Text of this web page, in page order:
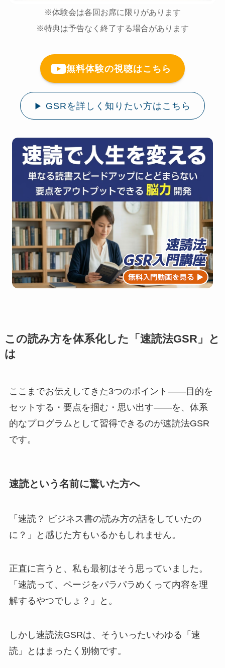
※体験会は各回お席に限りがあります
※特典は予告なく終了する場合があります
無料体験の視聴はこちら
▶ GSRを詳しく知りたい方はこちら
この読み方を体系化した「速読法GSR」と
は
ここまでお伝えしてきた3つのポイント——目的を
セットする・要点を掴む・思い出す——を、体系
的なプログラムとして習得できるのが速読法GSR
です。
速読という名前に驚いた方へ
「速読？ ビジネス書の読み方の話をしていたの
に？」と感じた方もいるかもしれません。
正直に言うと、私も最初はそう思っていました。
「速読って、ページをパラパラめくって内容を理
解するやつでしょ？」と。
しかし速読法GSRは、そういったいわゆる「速
読」とはまったく別物です。